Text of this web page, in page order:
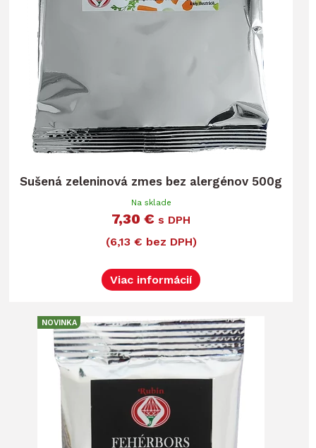
Sušená zeleninová zmes bez alergénov 500g
Na sklade
7,30 € s DPH
(6,13 € bez DPH)
Viac informácií
NOVINKA